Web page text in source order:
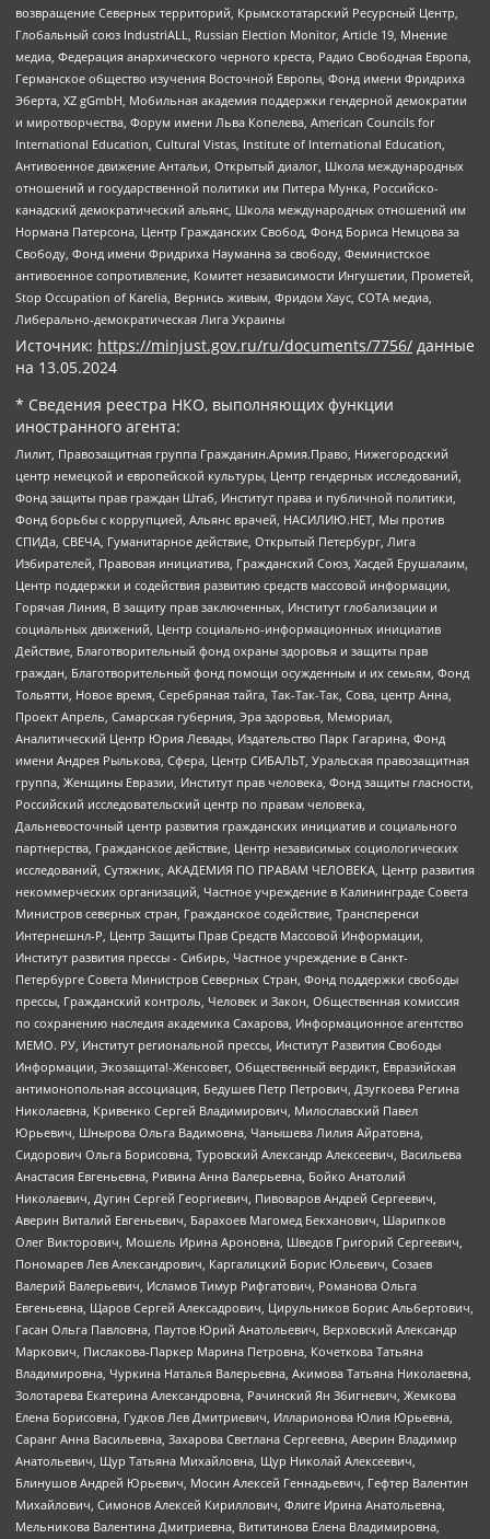
возвращение Северных территорий, Крымскотатарский Ресурсный Центр,
Глобальный союз IndustriALL, Russian Election Monitor, Article 19, Мнение
медиа, Федерация анархического черного креста, Радио Свободная Европа,
Германское общество изучения Восточной Европы, Фонд имени Фридриха
Эберта, XZ gGmbH, Мобильная академия поддержки гендерной демократии
и миротворчества, Форум имени Льва Копелева, American Councils for
International Education, Cultural Vistas, Institute of International Education,
Антивоенное движение Антальи, Открытый диалог, Школа международных
отношений и государственной политики им Питера Мунка, Российско-
канадский демократический альянс, Школа международных отношений им
Нормана Патерсона, Центр Гражданских Свобод, Фонд Бориса Немцова за
Свободу, Фонд имени Фридриха Науманна за свободу, Феминистское
антивоенное сопротивление, Комитет независимости Ингушетии, Прометей,
Stop Occupation of Karelia, Вернись живым, Фридом Хаус, СОТА медиа,
Либерально-демократическая Лига Украины
Источник: https://minjust.gov.ru/ru/documents/7756/ данные
на 13.05.2024
* Сведения реестра НКО, выполняющих функции
иностранного агента:
Лилит, Правозащитная группа Гражданин.Армия.Право, Нижегородский
центр немецкой и европейской культуры, Центр гендерных исследований,
Фонд защиты прав граждан Штаб, Институт права и публичной политики,
Фонд борьбы с коррупцией, Альянс врачей, НАСИЛИЮ.НЕТ, Мы против
СПИДа, СВЕЧА, Гуманитарное действие, Открытый Петербург, Лига
Избирателей, Правовая инициатива, Гражданский Союз, Хасдей Ерушалаим,
Центр поддержки и содействия развитию средств массовой информации,
Горячая Линия, В защиту прав заключенных, Институт глобализации и
социальных движений, Центр социально-информационных инициатив
Действие, Благотворительный фонд охраны здоровья и защиты прав
граждан, Благотворительный фонд помощи осужденным и их семьям, Фонд
Тольятти, Новое время, Серебряная тайга, Так-Так-Так, Сова, центр Анна,
Проект Апрель, Самарская губерния, Эра здоровья, Мемориал,
Аналитический Центр Юрия Левады, Издательство Парк Гагарина, Фонд
имени Андрея Рылькова, Сфера, Центр СИБАЛЬТ, Уральская правозащитная
группа, Женщины Евразии, Институт прав человека, Фонд защиты гласности,
Российский исследовательский центр по правам человека,
Дальневосточный центр развития гражданских инициатив и социального
партнерства, Гражданское действие, Центр независимых социологических
исследований, Сутяжник, АКАДЕМИЯ ПО ПРАВАМ ЧЕЛОВЕКА, Центр развития
некоммерческих организаций, Частное учреждение в Калининграде Совета
Министров северных стран, Гражданское содействие, Трансперенси
Интернешнл-Р, Центр Защиты Прав Средств Массовой Информации,
Институт развития прессы - Сибирь, Частное учреждение в Санкт-
Петербурге Совета Министров Северных Стран, Фонд поддержки свободы
прессы, Гражданский контроль, Человек и Закон, Общественная комиссия
по сохранению наследия академика Сахарова, Информационное агентство
МЕМО. РУ, Институт региональной прессы, Институт Развития Свободы
Информации, Экозащита!-Женсовет, Общественный вердикт, Евразийская
антимонопольная ассоциация, Бедушев Петр Петрович, Дзугкоева Регина
Николаевна, Кривенко Сергей Владимирович, Милославский Павел
Юрьевич, Шнырова Ольга Вадимовна, Чанышева Лилия Айратовна,
Сидорович Ольга Борисовна, Туровский Александр Алексеевич, Васильева
Анастасия Евгеньевна, Ривина Анна Валерьевна, Бойко Анатолий
Николаевич, Дугин Сергей Георгиевич, Пивоваров Андрей Сергеевич,
Аверин Виталий Евгеньевич, Барахоев Магомед Бекханович, Шарипков
Олег Викторович, Мошель Ирина Ароновна, Шведов Григорий Сергеевич,
Пономарев Лев Александрович, Каргалицкий Борис Юльевич, Созаев
Валерий Валерьевич, Исламов Тимур Рифгатович, Романова Ольга
Евгеньевна, Щаров Сергей Алексадрович, Цирульников Борис Альбертович,
Гасан Ольга Павловна, Паутов Юрий Анатольевич, Верховский Александр
Маркович, Пислакова-Паркер Марина Петровна, Кочеткова Татьяна
Владимировна, Чуркина Наталья Валерьевна, Акимова Татьяна Николаевна,
Золотарева Екатерина Александровна, Рачинский Ян Збигневич, Жемкова
Елена Борисовна, Гудков Лев Дмитриевич, Илларионова Юлия Юрьевна,
Саранг Анна Васильевна, Захарова Светлана Сергеевна, Аверин Владимир
Анатольевич, Щур Татьяна Михайловна, Щур Николай Алексеевич,
Блинушов Андрей Юрьевич, Мосин Алексей Геннадьевич, Гефтер Валентин
Михайлович, Симонов Алексей Кириллович, Флиге Ирина Анатольевна,
Мельникова Валентина Дмитриевна, Вититинова Елена Владимировна,